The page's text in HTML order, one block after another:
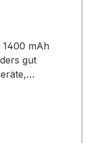
1400 mAh
gut